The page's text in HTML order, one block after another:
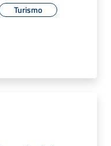
Turismo